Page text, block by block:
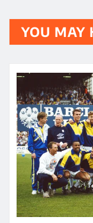
YOU MAY